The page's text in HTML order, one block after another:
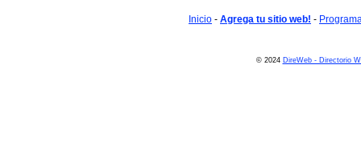
Inicio - Agrega tu sitio web! -
© 2024 DireWeb - Directorio